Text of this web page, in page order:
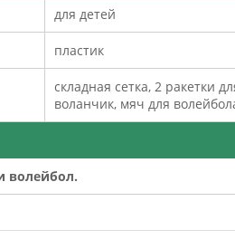
для детей
пластик
складная сетка, 2 ракетки
воланчик, мяч для
волейбол.